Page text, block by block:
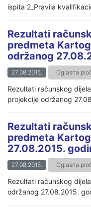
ispita 2_Pravila
Rezultati
predmeta
održanog
27.08.2015. Oglasna
Rezultati računskog
projekcije održanog
Rezultati
predmeta
27.08.2015.
27.08.2015. Oglasna
Rezultati računskog
održanog 27.08.2015.